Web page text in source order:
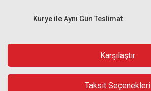
Kurye ile Aynı Gün Teslimat
Karşılaştır
Taksit Seçenekleri